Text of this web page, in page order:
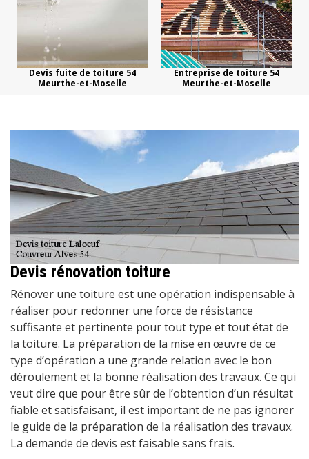
Devis fuite de toiture 54
Meurthe-et-Moselle
Entreprise de toiture 54
Meurthe-et-Moselle
Devis rénovation toiture
Rénover une toiture est une opération indispensable à
réaliser pour redonner une force de résistance
suffisante et pertinente pour tout type et tout état de
la toiture. La préparation de la mise en œuvre de ce
type d’opération a une grande relation avec le bon
déroulement et la bonne réalisation des travaux. Ce qui
veut dire que pour être sûr de l’obtention d’un résultat
fiable et satisfaisant, il est important de ne pas ignorer
le guide de la préparation de la réalisation des travaux.
La demande de devis est faisable sans frais.